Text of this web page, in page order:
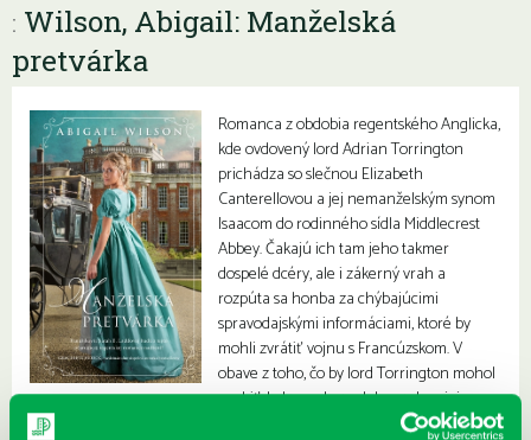
: Wilson, Abigail: Manželská
pretvárka
Romanca z obdobia regentského Anglicka,
kde ovdovený lord Adrian Torrington
prichádza so slečnou Elizabeth
Canterellovou a jej nemanželským synom
Isaacom do rodinného sídla Middlecrest
Abbey. Čakajú ich tam jeho takmer
dospelé dcéry, ale i zákerný vrah a
rozpúta sa honba za chýbajúcimi
spravodajskými informáciami, ktoré by
mohli zvrátiť vojnu s Francúzskom. V
obave z toho, čo by lord Torrington mohol
urobiť, keby sa dozvedel pravdu o jej
synovi, musí byť Elizabeth stále o krok vpredu.